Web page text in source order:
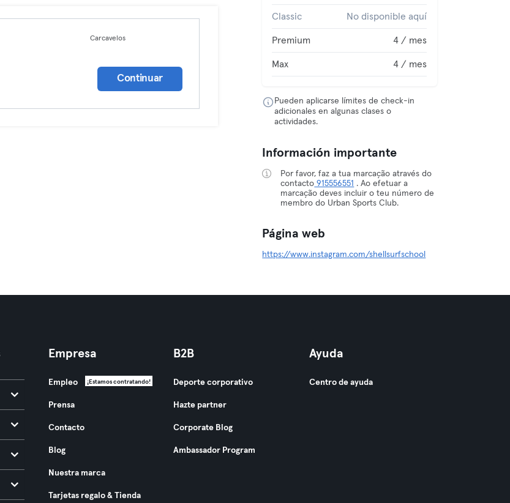
Carcavelos
Continuar
Classic No disponible aquí
Premium 4 / mes
Max 4 / mes
Pueden aplicarse límites de check-in
adicionales en algunas clases o
actividades.
Información importante
Por favor, faz a tua marcação através do
contacto 915556551 . Ao efetuar a
marcação deves incluir o teu número de
membro do Urban Sports Club.
Página web
https://www.instagram.com/shellsurfschool
Empresa
Empleo ¡Estamos contratando!
Prensa
Contacto
Blog
Nuestra marca
Tarjetas regalo & Tienda
B2B
Deporte corporativo
Hazte partner
Corporate Blog
Ambassador Program
Ayuda
Centro de ayuda